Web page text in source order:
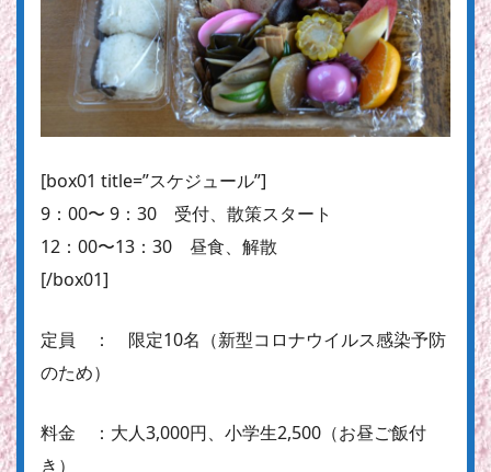
[box01 title=”スケジュール”]
9：00〜 9：30 受付、散策スタート
12：00〜13：30 昼食、解散
[/box01]
定員 ： 限定10名（新型コロナウイルス感染予防
のため）
料金 ：大人3,000円、小学生2,500（お昼ご飯付
き）